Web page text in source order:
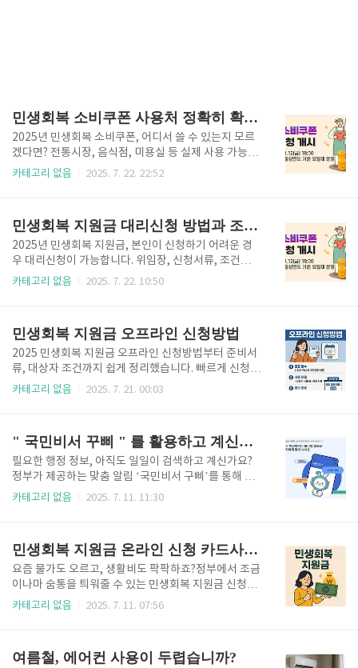
민생회복 소비쿠폰 사용처 정확히 확인하는 법
2025년 민생회복 소비쿠폰, 어디서 쓸 수 있는지 모르
겠다면? 전통시장, 음식점, 미용실 등 실제 사용 가능한
매장과 조회 방법을 지역별로 정리했습니다. 빠르게 가
체 예산 또는 정부 보조금으로 발행하는 소비 촉진용 지
원 정책입니다.형태: 모바일 쿠폰, 제로페이 연동 상품
권, 지류 종이쿠폰금액: 1인당 15만~55만 원 사이 (지
자체별 상이)목적: 지역 소상공인 매출 회복 및 생활 물
가 대응※ 주의: 지급 대상 및 금액은 상이할수 있으며,
카테고리 없음 2025. 7. 22. 22:52
민생회복 지원금 대리신청 방법과 조건 총정리
2025년 민생회복 지원금, 본인이 신청하기 어려운 경
우 대리신청이 가능합니다. 위임장, 신청서류, 조건까지
상세히 알려드립니다. 민생회복 지원금 신청 절차를 확
활안정 정책으로,- 1인당 15만 원~ 55만 원 수준의 현
금성 또는 지역화폐 형태로 지급됩니다.- 지급 기준은
소득 하위 70% 이하 가구, 실직자, 영세 자영업자, 복
지 사각지대 대상 등이 포함됩니다.※ 지자체별로 금액,
지급 시기, 대상 조건이 다르므로 반드시 해당 시·군·구
한해..
카테고리 없음 2025. 7. 22. 10:50
민생회복 지원금 오프라인 신청방법
2025 민생회복 지원금 오프라인 신청방법부터 준비서
류, 대상자 조건까지 쉽게 정리했습니다. 빠르게 신청하
려면 아래 버튼에서 확인하세요. 지금 바로 신청 방법
로 다음과 같은 목적을 가지고 지급됩니다:물가 상승으
로 인한 생계비 보조고용 불안정에 따른 생활 안정 지원
사회적 취약계층 보호 정책2025년에는 지역별로 예산
이 편성되어, 지방자치단체와 중앙정부가 협업하여 집
행 중입니다.오프라인 신청 대상자 오프라인 신청은 다
터 방문이 가능한 주민오프라인..
카테고리 없음 2025. 7. 21. 00:03
" 국민비서 꾸삐 " 를 활용하고 계신가요?
필요한 행정 정보, 아직도 일일이 검색하고 계신가요?
정부가 제공하는 맞춤 알림 ‘국민비서 구삐’를 통해 이
제는 편하게 받아보세요. 놓치면 손해인 혜택까지 챙기
한 번의 설정으로 받아볼 수 있는 국민비서 서비스를 지
금 확인해보세요. 국민비서 바로가기👆 국민비서란 무
엇인가? '국민비서'는 행정안전부에서 운영하는 디지털
행정알림 서비스로, 국민들에게 다양한 행정 정보를 맞
춤형으로 제공해주는 플랫폼입니다.주요 기능은 알림
알림 채널 국민비서는..
카테고리 없음 2025. 7. 11. 11:30
민생회복 지원금 온라인 신청 카드사 바로가기 ( 7월21일~9월12일 )
요즘 물가도 오르고, 생활비도 팍팍하죠?정부에서 조금
이나마 숨통을 틔워줄 수 있는 민생회복 지원금 신청시
작 날짜가 나왔어요! 놓치면 아쉬운 지원금 , 지금 바로
다. 롯데카드👆️ BC 카드👆️ 삼성카드👆️ 신한카드👆️ 현대
카테고리 없음 2025. 7. 11. 07:56
여름철, 에어컨 사용이 두렵습니까?